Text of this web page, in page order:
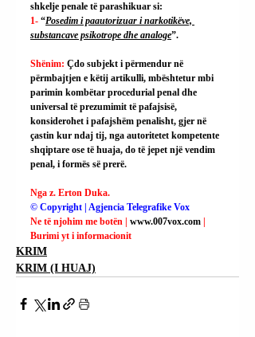
shkelje penale të parashikuar si:
1- “Posedim i paautorizuar i narkotikëve,
substancave psikotrope dhe analoge”.
Shënim: Çdo subjekt i përmendur në
përmbajtjen e këtij artikulli, mbështetur mbi
parimin kombëtar procedurial penal dhe
universal të prezumimit të pafajsisë,
konsiderohet i pafajshëm penalisht, gjer në
çastin kur ndaj tij, nga autoritetet kompetente
shqiptare ose të huaja, do të jepet një vendim
penal, i formës së prerë.
Nga z. Erton Duka.
© Copyright | Agjencia Telegrafike Vox
Ne të njohim me botën | www.007vox.com
Burimi yt i informacionit
KRIM
KRIM (I HUAJ)